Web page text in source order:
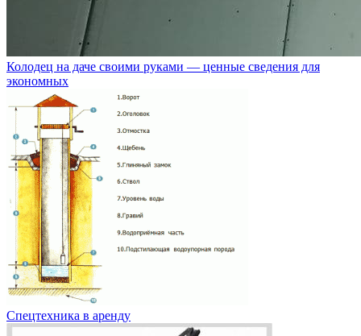
Колодец на даче своими руками — ценные сведения для
экономных
Спецтехника в аренду